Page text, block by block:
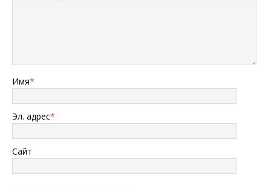
Имя*
Эл. адрес*
Сайт